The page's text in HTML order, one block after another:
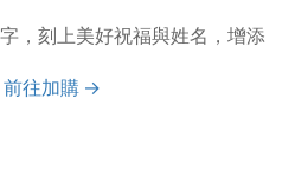
，刻上美好祝福與姓名，增添
前往加購 →